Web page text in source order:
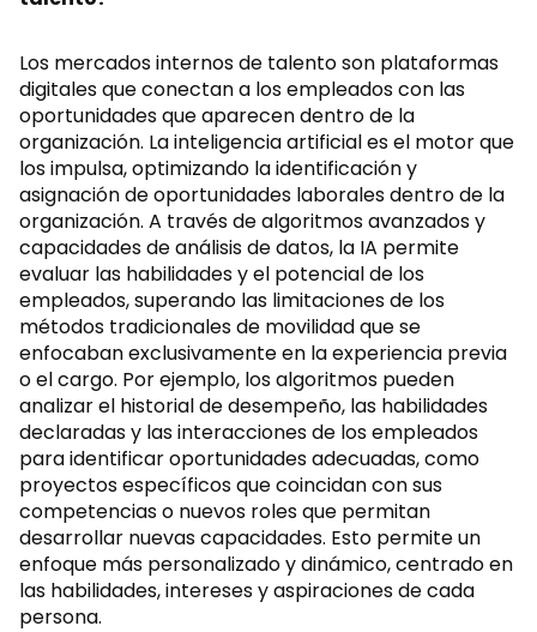
Los mercados internos de talento son plataformas
digitales que conectan a los empleados con las
oportunidades que aparecen dentro de la
organización. La inteligencia artificial es el motor que
los impulsa, optimizando la identificación y
asignación de oportunidades laborales dentro de la
organización. A través de algoritmos avanzados y
capacidades de análisis de datos, la IA permite
evaluar las habilidades y el potencial de los
empleados, superando las limitaciones de los
métodos tradicionales de movilidad que se
enfocaban exclusivamente en la experiencia previa
o el cargo. Por ejemplo, los algoritmos pueden
analizar el historial de desempeño, las habilidades
declaradas y las interacciones de los empleados
para identificar oportunidades adecuadas, como
proyectos específicos que coincidan con sus
competencias o nuevos roles que permitan
desarrollar nuevas capacidades. Esto permite un
enfoque más personalizado y dinámico, centrado en
las habilidades, intereses y aspiraciones de cada
persona.